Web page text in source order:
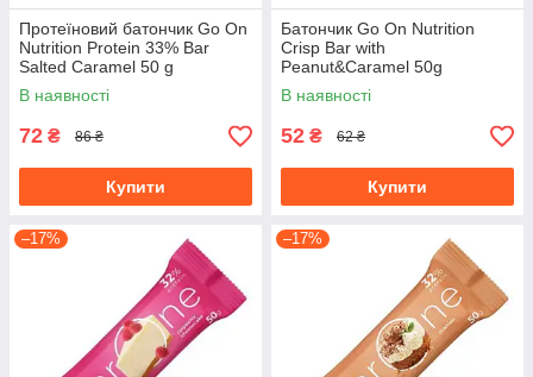
Протеїновий батончик Go On
Nutrition Protein 33% Bar
Salted Caramel 50 g
В наявності
72 ₴ 86 ₴
Купити
Батончик Go On Nutrition
Crisp Bar with
Peanut&Caramel 50g
В наявності
52 ₴ 62 ₴
Купити
–17% –17%